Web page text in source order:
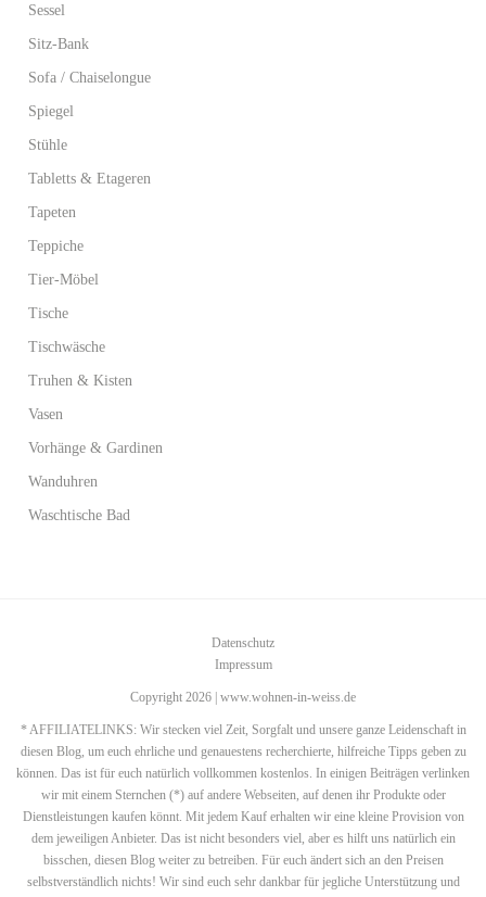
Sessel
Sitz-Bank
Sofa / Chaiselongue
Spiegel
Stühle
Tabletts & Etageren
Tapeten
Teppiche
Tier-Möbel
Tische
Tischwäsche
Truhen & Kisten
Vasen
Vorhänge & Gardinen
Wanduhren
Waschtische Bad
Datenschutz
Impressum
Copyright 2026 | www.wohnen-in-weiss.de
* AFFILIATELINKS: Wir stecken viel Zeit, Sorgfalt und unsere ganze Leidenschaft in
diesen Blog, um euch ehrliche und genauestens recherchierte, hilfreiche Tipps geben zu
können. Das ist für euch natürlich vollkommen kostenlos. In einigen Beiträgen verlinken
wir mit einem Sternchen (*) auf andere Webseiten, auf denen ihr Produkte oder
Dienstleistungen kaufen könnt. Mit jedem Kauf erhalten wir eine kleine Provision von
dem jeweiligen Anbieter. Das ist nicht besonders viel, aber es hilft uns natürlich ein
bisschen, diesen Blog weiter zu betreiben. Für euch ändert sich an den Preisen
selbstverständlich nichts! Wir sind euch sehr dankbar für jegliche Unterstützung und